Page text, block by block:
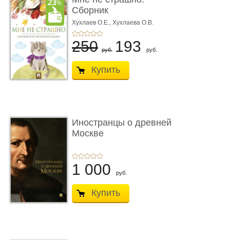
Сборник
терапевтических
сказо� ...
Хухлаев О.Е., Хухлаева О.В.
250 руб. 193 руб.
Купить
Иностранцы о древней
Москве
1 000 руб.
Купить